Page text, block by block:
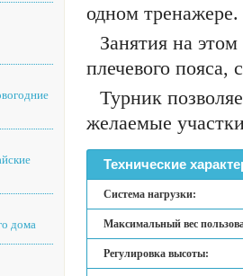
дома
одном тренажере.
Занятия на
плечевого пояса,
Турник
желаемые
Технические
Система нагрузки:
Максимальный вес
Регулировка высоты: